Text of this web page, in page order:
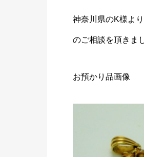
神奈川県のK様よ
のご相談を頂きま
お預かり品画像